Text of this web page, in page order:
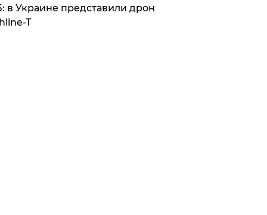
в Украине представили дрон
T